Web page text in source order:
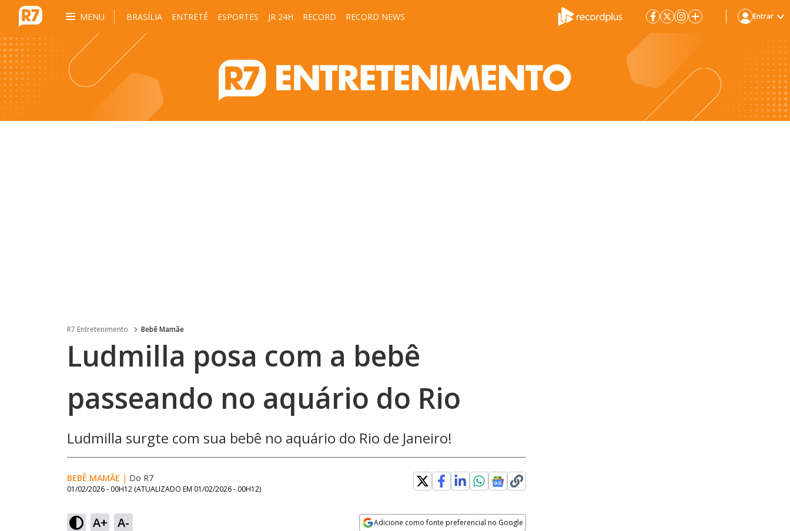
MENU BRASÍLIA ENTRETÊ ESPORTES JR 24H RECORD RECORD NEWS Entrar
R7 Entretenimento Bebê Mamãe
Ludmilla posa com a bebê
passeando no aquário do Rio
Ludmilla surgte com sua bebê no aquário do Rio de Janeiro!
BEBÊ MAMÃE | Do R7
01/02/2026 - 00H12 (ATUALIZADO EM 01/02/2026 - 00H12)
A+ A- Adicione como fonte preferencial no Google